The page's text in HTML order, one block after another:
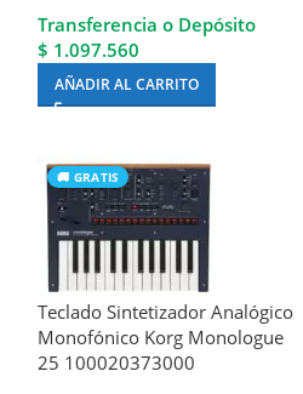
Transferencia o Depósito
$ 1.097.560
AÑADIR AL CARRITO
🚚 GRATIS
Teclado Sintetizador Analógico
Monofónico Korg Monologue
25 100020373000